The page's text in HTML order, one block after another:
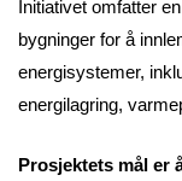
Initiativet omfatter
bygninger for å
energisystemer,
energilagring,
Prosjektets mål er